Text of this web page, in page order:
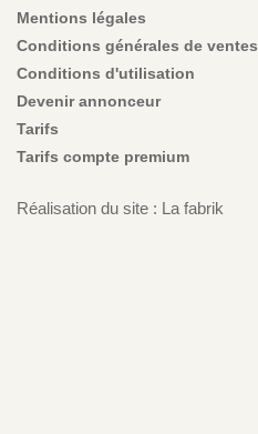
Mentions légales
Conditions générales de ventes
Conditions d'utilisation
Devenir annonceur
Tarifs
Tarifs compte premium
Réalisation du site : La fabrik